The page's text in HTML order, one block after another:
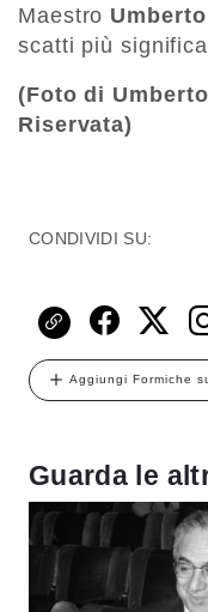
Maestro
scatti più
(Foto di
Riservata)
CONDIVIDI SU:
Aggiungi Formiche
Guarda le